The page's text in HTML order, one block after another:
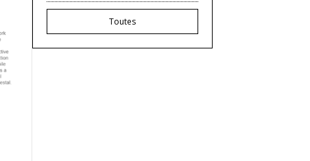
Toutes